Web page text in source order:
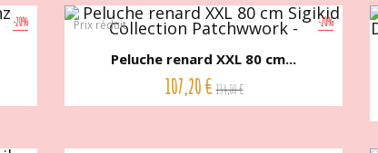
-20% -20%
Prix réduit
Peluche renard XXL 80 cm...
107,20 € 134,00 €